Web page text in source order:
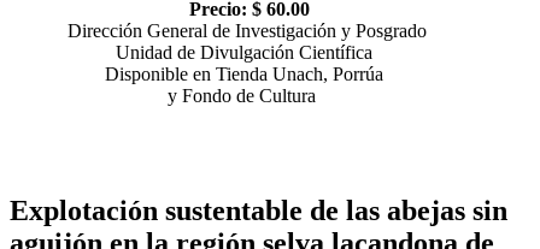
Precio: $ 60.00
Dirección General de Investigación y Posgrado
Unidad de Divulgación Científica
Disponible en Tienda Unach, Porrúa
y Fondo de Cultura
Explotación sustentable de las abejas sin